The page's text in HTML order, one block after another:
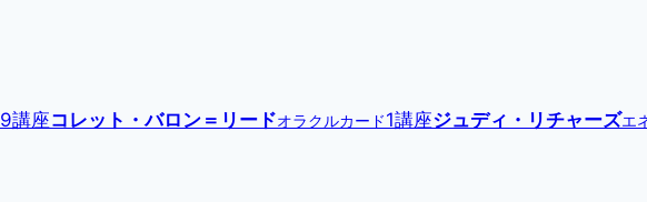
9講座コレット・バロン＝リードオラクルカード1講座ジュディ・リチャーズエ